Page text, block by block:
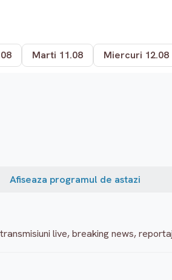
Marti 11.08 Miercuri 12.08
Afiseaza programul de astazi
live, breaking news,